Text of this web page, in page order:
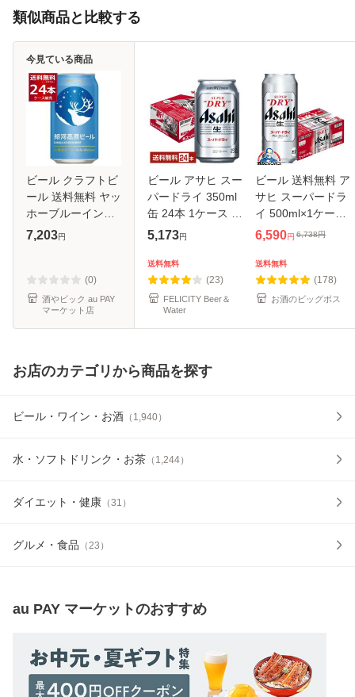
類似商品と比較する
ビール クラフトビ
ール 送料無料 ヤッ
ホーブルーイング
銀河高原 小麦のビ
※一部地域は除く]
7,203円
(0)
酒やビック au PAY
マーケット店
今見ている商品
ビール アサヒ スー
パードライ 350ml
缶 24本 1ケース 送
料無料
5,173円
送料無料
(23)
FELICITY Beer＆
Water
ビール 送料無料 ア
サヒ スーパードラ
イ 500ml×1ケー
ス/24本(024)
6,590円 6,738円
送料無料
(178)
お酒のビッグボス
お店のカテゴリから商品を探す
ビール・ワイン・お酒 （ 1,940）
水・ソフトドリンク・お茶 （ 1,244）
ダイエット・健康 （31 ）
グルメ・食品 （23 ）
au PAY マーケットのおすすめ